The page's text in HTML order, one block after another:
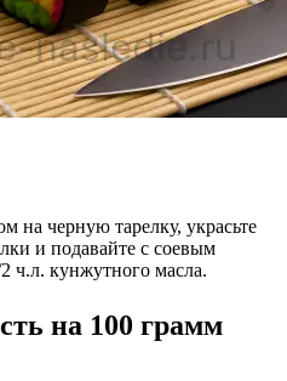
на черную тарелку, украсьте
и подавайте с соевым
ч.л. кунжутного масла.
на 100 грамм